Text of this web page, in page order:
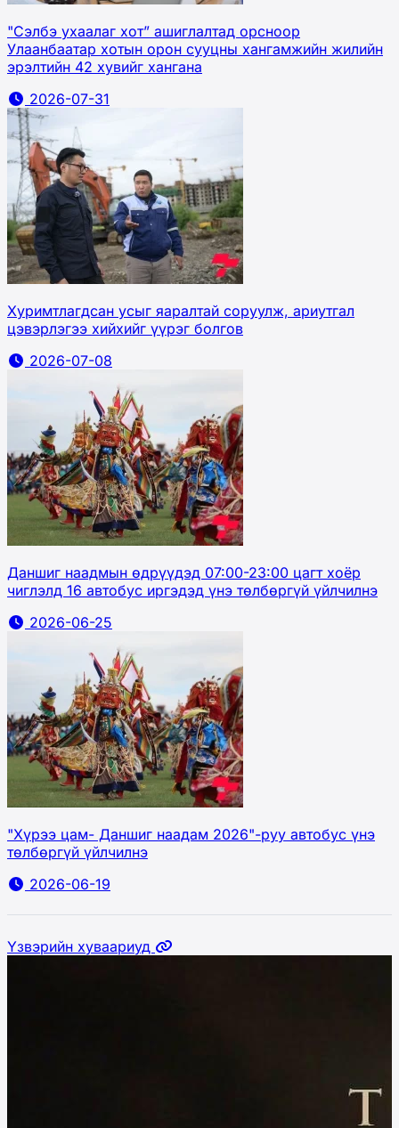
"Сэлбэ ухаалаг хот” ашиглалтад орсноор
Улаанбаатар хотын орон сууцны хангамжийн жилийн
эрэлтийн 42 хувийг хангана
2026-07-31
Хуримтлагдсан усыг яаралтай соруулж, ариутгал
цэвэрлэгээ хийхийг үүрэг болгов
2026-07-08
Даншиг наадмын өдрүүдэд 07:00-23:00 цагт хоёр
чиглэлд 16 автобус иргэдэд үнэ төлбөргүй үйлчилнэ
2026-06-25
"Хүрээ цам- Даншиг наадам 2026"-руу автобус үнэ
төлбөргүй үйлчилнэ
2026-06-19
Үзвэрийн хуваариуд